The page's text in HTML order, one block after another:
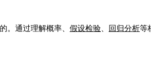
。通过理解概率、 假设检验 回归分析等